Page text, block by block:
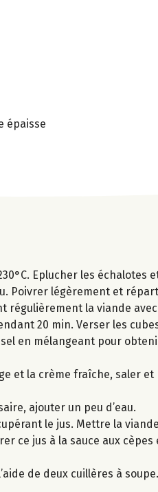
épaisse
Eplucher les échalotes
Poivrer légèrement et
régulièrement la viande
20 min. Verser les
en mélangeant pour
et la crème fraîche, saler
ajouter un peu d’eau.
le jus. Mettre la
ce jus à la sauce aux
de deux cuillères à